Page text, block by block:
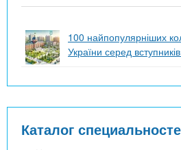
100 найпопулярніших
України серед
Каталог